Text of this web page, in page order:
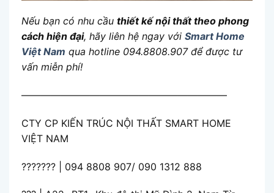
Nếu bạn có nhu cầu thiết kế nội thất theo phong
cách hiện đại, hãy liên hệ ngay với Smart Home
Việt Nam qua hotline 094.8808.907 để được tư
vấn miễn phí!
—————————————————————
CTY CP KIẾN TRÚC NỘI THẤT SMART HOME
VIỆT NAM
??????? | 094 8808 907/ 090 1312 888